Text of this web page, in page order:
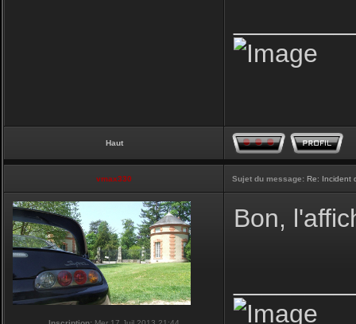
Haut
vmax330 Sujet du message: Re: Incident
Bon,